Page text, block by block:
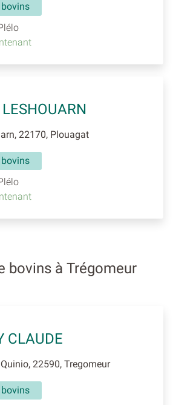
bovins
22170, Plouagat
bovins
bovins à Trégomeur
CLAUDE
22590, Tregomeur
bovins